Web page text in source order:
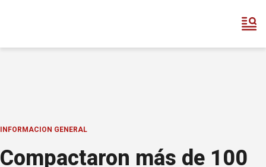
INFORMACION GENERAL
Compactaron más de 100